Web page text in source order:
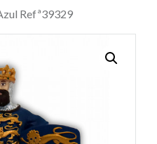
Refª39329